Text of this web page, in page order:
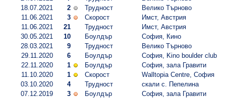
18.07.2021
2 Трудност
Велико Търново
11.06.2021
3 Скорост
Имст, Австрия
11.06.2021
21 Трудност
Имст, Австрия
30.05.2021
10 Боулдър
София, Кино
28.03.2021
9 Трудност
Велико Търново
29.11.2020
6 Боулдър
София, Kino boulder club
22.11.2020
1 Боулдър
София, зала Гравити
11.10.2020
1 Скорост
Walltopia Centre, София
03.10.2020
4 Трудност
скали с. Пепелина
07.12.2019
3 Боулдър
София, зала Гравити